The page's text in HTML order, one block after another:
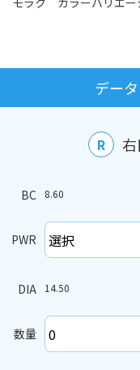
デー
R 右
BC 8.60
PWR
DIA 14.50
数量